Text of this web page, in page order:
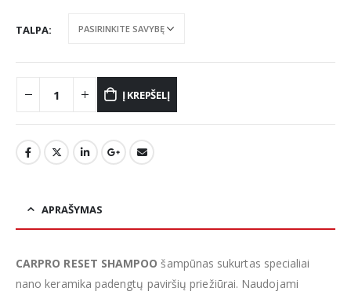
TALPA
Į KREPŠELĮ
APRAŠYMAS
CARPRO RESET SHAMPOOšampūnas sukurtas specialiai
nano keramika padengtų paviršių priežiūrai. Naudojami